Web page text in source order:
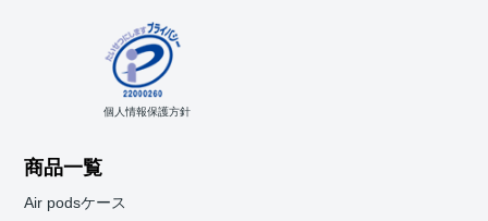
個人情報保護方針
商品一覧
Air podsケース